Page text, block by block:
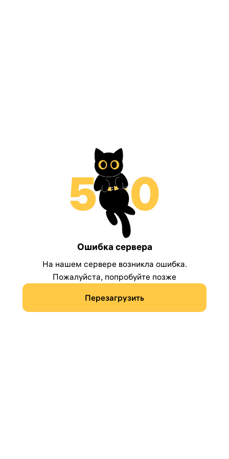
Ошибка сервера
На нашем сервере возникла ошибка.
Пожалуйста, попробуйте позже
Перезагрузить